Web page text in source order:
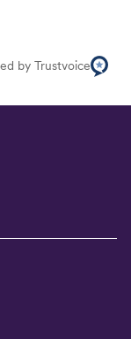
by Trustvoice